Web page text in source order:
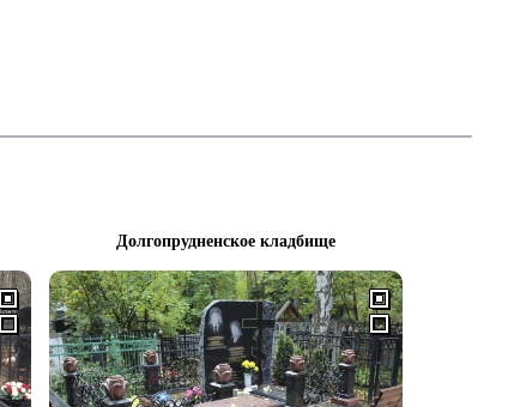
Долгопрудненское кладбище